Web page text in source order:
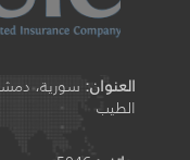
العنوان: سورية،
الطيب